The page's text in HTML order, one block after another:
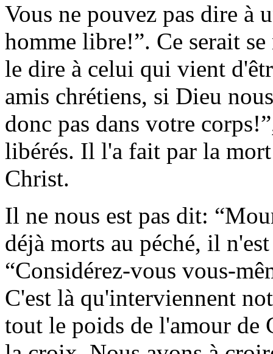
Vous ne pouvez pas dire à
homme libre!”. Ce serait
le dire à celui qui vient
amis chrétiens, si Dieu
donc pas dans votre
libérés. Il l'a fait par la
Christ.
Il ne nous est pas dit:
déjà morts au péché, il
“Considérez-vous vous-
C'est là qu'interviennent
tout le poids de l'amour de